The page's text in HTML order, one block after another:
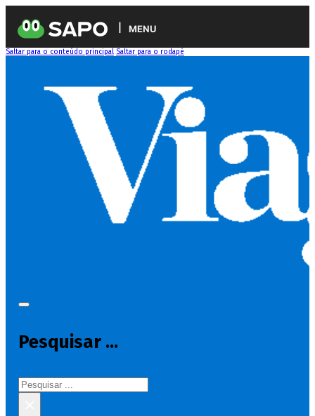
MENU
Saltar para o conteúdo principal Saltar para o rodapé
Pesquisar ...
Pesquisar